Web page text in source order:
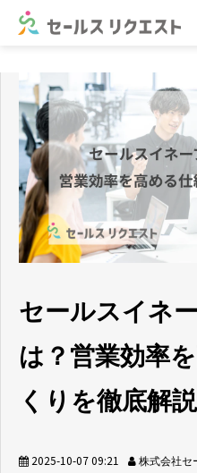
お問い
導
メン
お役
セミナ
セールスイネ
は？営業効率
くりを徹底解説
2025-10-07 09:21 株式会社セ